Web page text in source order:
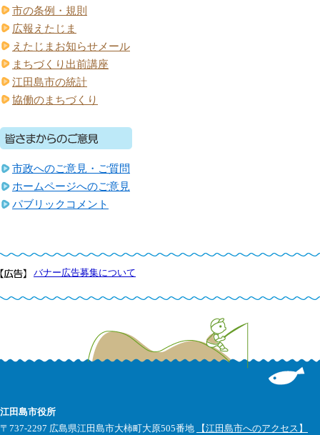
市の条例・規則
広報えたじま
えたじまお知らせメール
まちづくり出前講座
江田島市の統計
協働のまちづくり
市政へのご意見・ご質問
ホームページへのご意見
パブリックコメント
バナー広告募集について
江田島市役所
〒737-2297 広島県江田島市大柿町大原505番地
【江田島市へのアクセス】